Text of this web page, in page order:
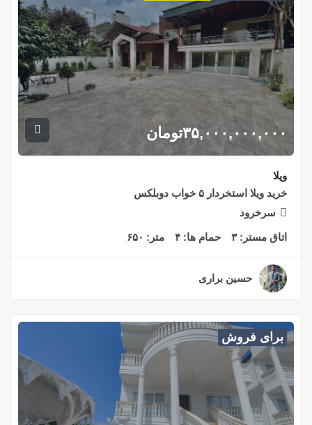
۳۵,۰۰۰,۰۰۰,۰۰۰تومان
ویلا
خرید ویلا استخردار ۵ خواب دوبلکس
سرخرود
اتاق مستر:۳ حمام ها: ۴ متر: ۶۵۰
حسین براری
برای فروش